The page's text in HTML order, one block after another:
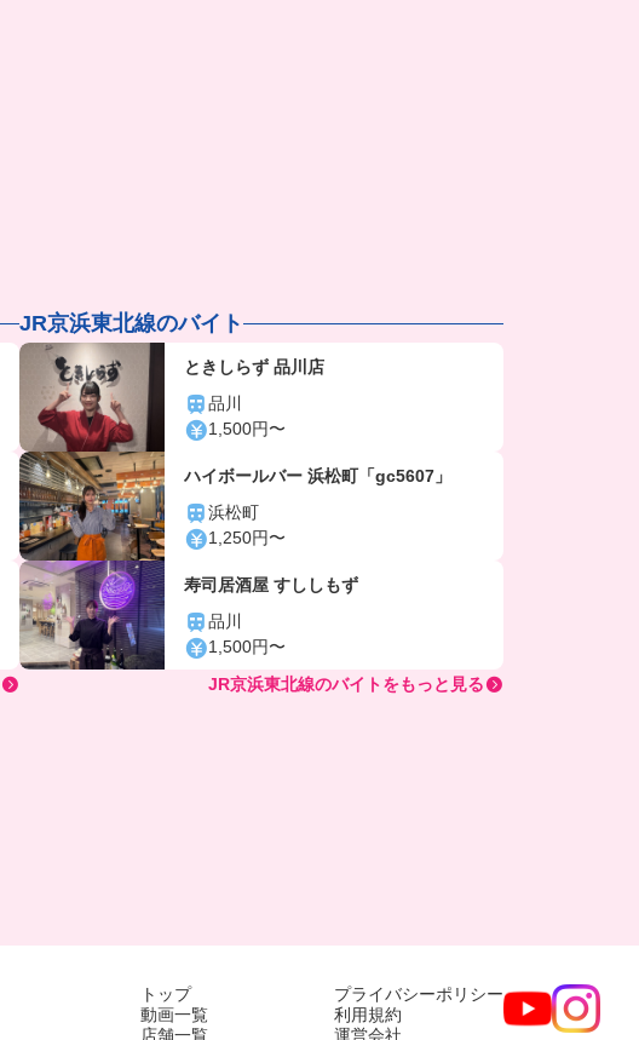
JR京浜東北線のバイト
ときしらず 品川店
品川
1,500円〜
ハイボールバー 浜松町「gc5607」
浜松町
1,250円〜
寿司居酒屋 すししもず
品川
1,500円〜
JR京浜東北線のバイトをもっと見る
トップ
動画一覧
店舗一覧
プライバシーポリシー
利用規約
運営会社